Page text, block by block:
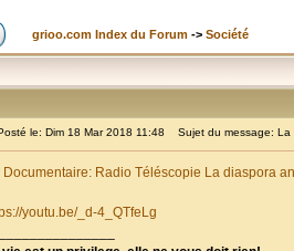
grioo.com Index du Forum -> Société
le: Dim 18 Mar 2018 11:48 Sujet du message: La
Documentaire: Radio Téléscopie La diaspora
youtu.be/_d-4_QTfeLg